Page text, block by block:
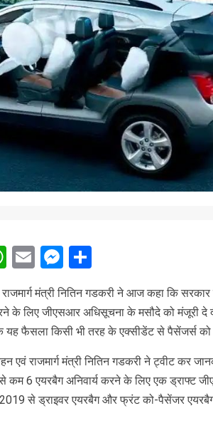
WhatsApp
EmailMessenger
Share
मंत्री नितिन गडकरी ने आज कहा कि
के लिए जीएसआर अधिसूचना के मसौदे को मंजूरी दे
यह फैसला किसी भी तरह के एक्‍सीडेंट से पैसेंजर्स
एवं राजमार्ग मंत्री नितिन गडकरी ने ट्वीट कर
कम 6 एयरबैग अनिवार्य करने के लिए एक ड्राफ्ट
से ड्राइवर एयरबैग और फ्रंट को-पैसेंजर